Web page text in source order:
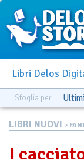
Libri Delos
Sfoglia per
LIBRI NUOVI >
I